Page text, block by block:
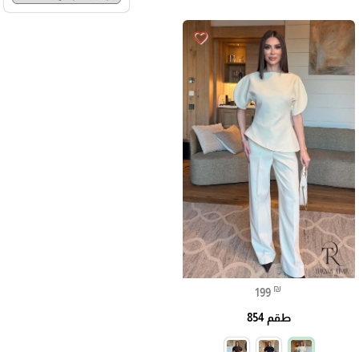
favorite_border
199 ₪
طقم 854